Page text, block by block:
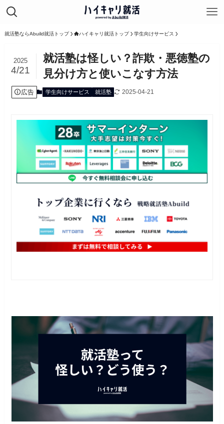
就活塾ならAbuild就活トップ ハイキャリ就活トップ 学生向けサービス
就活塾は怪しい？詐欺・悪徳塾の
見分け方と使いこなす方法
2025
4/21
広告 学生向けサービス 就活塾 2025-04-21